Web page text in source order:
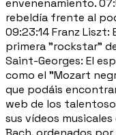
envenenamiento.
rebeldía frente al
09:23:14 Franz
primera "rockstar"
Saint-Georges: El
como el "Mozart
que podáis
web de los
sus vídeos